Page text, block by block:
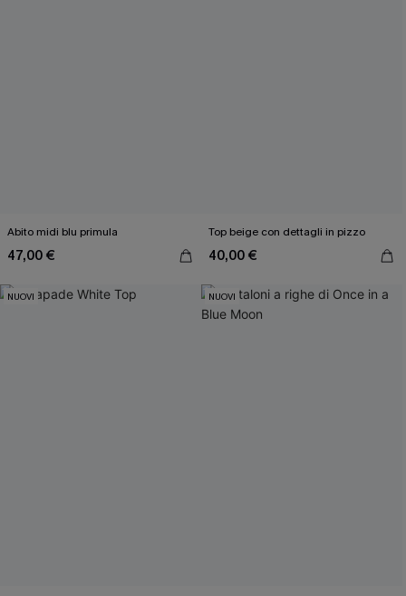
Abito midi blu primula
47,00 €
Top beige con dettagli in pizzo
40,00 €
NUOVI NUOVI